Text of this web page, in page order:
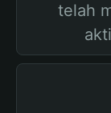
telah